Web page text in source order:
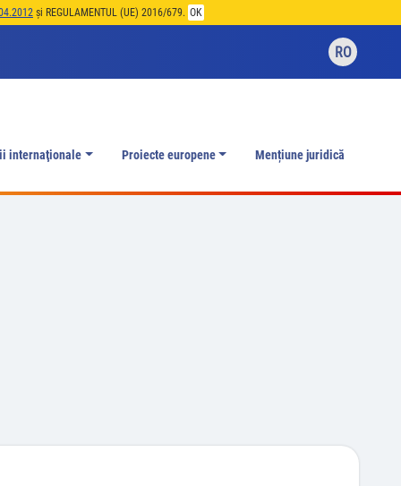
și REGULAMENTUL (UE) 2016/679. OK
RO
internaţionale Proiecte europene Mențiune juridică